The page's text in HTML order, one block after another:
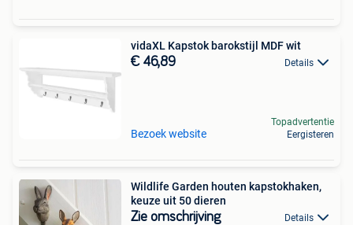
vidaXL Kapstok barokstijl MDF wit
€ 46,89 Details
Bezoek website
Topadvertentie
Eergisteren
Wildlife Garden houten kapstokhaken,
keuze uit 50 dieren
Zie omschrijving Details